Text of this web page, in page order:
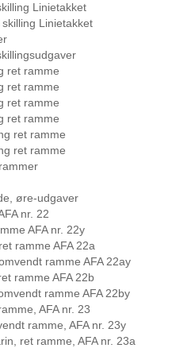
Linietakket
Linietakket
ret ramme
ret ramme
ret ramme
ret ramme
ret ramme
ret ramme
øre-udgaver
nr. 22
AFA nr. 22y
ramme AFA 22a
ramme AFA 22ay
ramme AFA 22b
ramme AFA 22by
AFA nr. 23
ramme, AFA nr. 23y
ret ramme, AFA nr. 23a